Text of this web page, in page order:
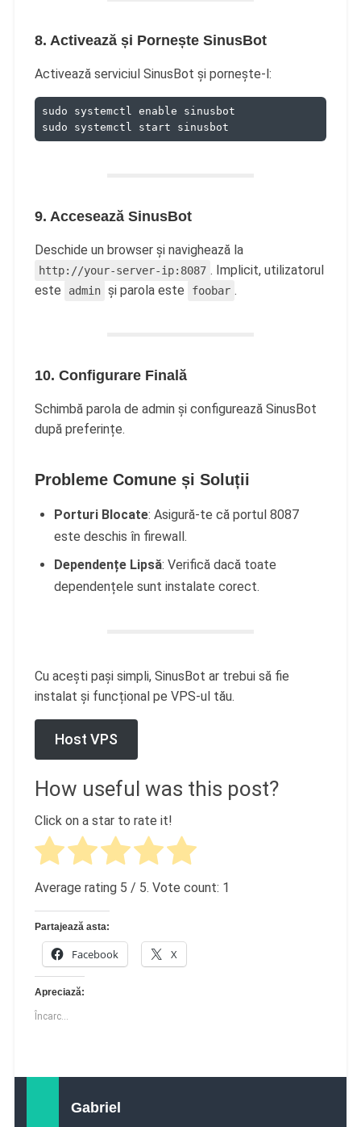
8. Activează și Pornește SinusBot
Activează serviciul SinusBot și pornește-l:
sudo systemctl enable sinusbot
sudo systemctl start sinusbot
9. Accesează SinusBot
Deschide un browser și navighează la
http://your-server-ip:8087 . Implicit, utilizatorul
este
admin și parola este foobar .
10. Configurare Finală
Schimbă parola de admin și configurează SinusBot
după preferințe.
Probleme Comune și Soluții
Porturi Blocate: Asigură-te că portul 8087
este deschis în firewall.
Dependențe Lipsă: Verifică dacă toate
dependențele sunt instalate corect.
Cu acești pași simpli, SinusBot ar trebui să fie
instalat și funcțional pe VPS-ul tău.
Host VPS
How useful was this post?
Click on a star to rate it!
Average rating 5 / 5. Vote count: 1
Partajează asta:
Facebook X
Apreciază:
Încarc...
Gabriel